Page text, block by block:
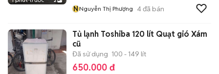
NNguyễn Thị Phượng 4đã bán
Tủ lạnh Toshiba 120 lít Quạt gió Xám
cũ
Đã sử dụng 100 - 149 lít
650.000 đ